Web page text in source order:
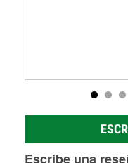
Escribe una